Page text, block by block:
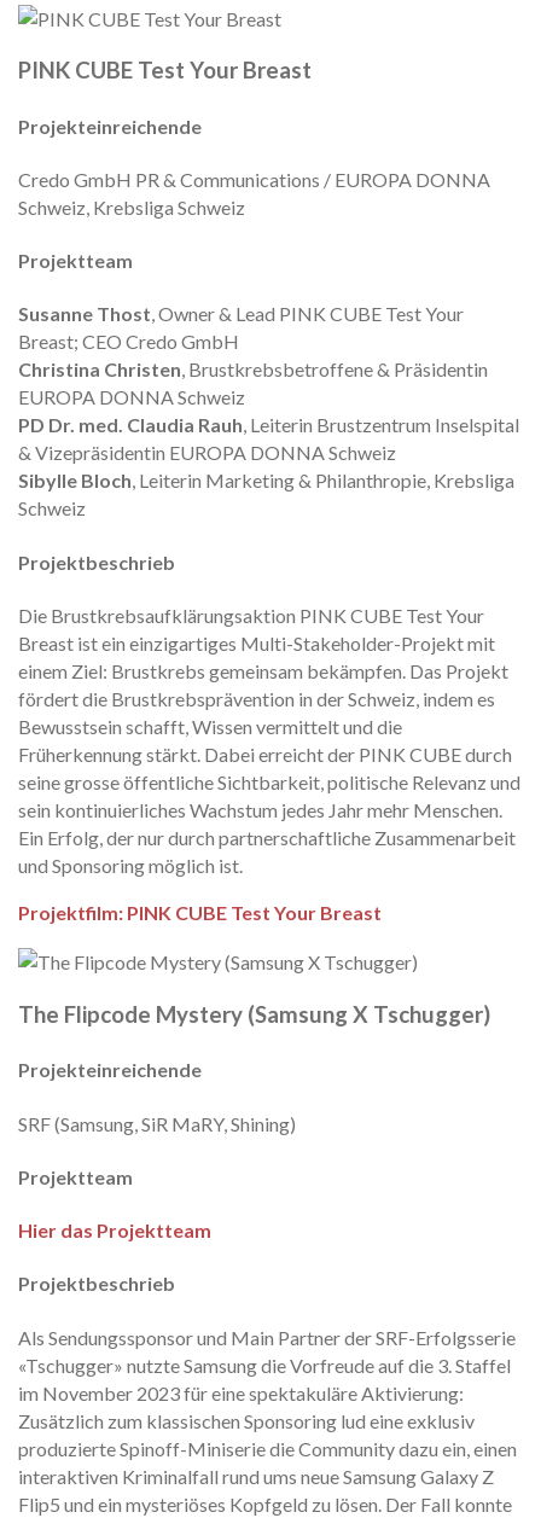
PINK CUBE Test Your Breast
Projekteinreichende
Credo GmbH PR & Communications / EUROPA DONNA
Schweiz, Krebsliga Schweiz
Projektteam
Susanne Thost, Owner & Lead PINK CUBE Test Your
Breast; CEO Credo GmbH
Christina Christen, Brustkrebsbetroffene & Präsidentin
EUROPA DONNA Schweiz
PD Dr. med. Claudia Rauh, Leiterin Brustzentrum Inselspital
& Vizepräsidentin EUROPA DONNA Schweiz
Sibylle Bloch, Leiterin Marketing & Philanthropie, Krebsliga
Schweiz
Projektbeschrieb
Die Brustkrebsaufklärungsaktion PINK CUBE Test Your
Breast ist ein einzigartiges Multi-Stakeholder-Projekt mit
einem Ziel: Brustkrebs gemeinsam bekämpfen. Das Projekt
fördert die Brustkrebsprävention in der Schweiz, indem es
Bewusstsein schafft, Wissen vermittelt und die
Früherkennung stärkt. Dabei erreicht der PINK CUBE durch
seine grosse öffentliche Sichtbarkeit, politische Relevanz und
sein kontinuierliches Wachstum jedes Jahr mehr Menschen.
Ein Erfolg, der nur durch partnerschaftliche Zusammenarbeit
und Sponsoring möglich ist.
Projektfilm: PINK CUBE Test Your Breast
The Flipcode Mystery (Samsung X Tschugger)
Projekteinreichende
SRF (Samsung, SiR MaRY, Shining)
Projektteam
Hier das Projektteam
Projektbeschrieb
Als Sendungssponsor und Main Partner der SRF-Erfolgsserie
«Tschugger» nutzte Samsung die Vorfreude auf die 3. Staffel
im November 2023 für eine spektakuläre Aktivierung:
Zusätzlich zum klassischen Sponsoring lud eine exklusiv
produzierte Spinoff-Miniserie die Community dazu ein, einen
interaktiven Kriminalfall rund ums neue Samsung Galaxy Z
Flip5 und ein mysteriöses Kopfgeld zu lösen. Der Fall konnte